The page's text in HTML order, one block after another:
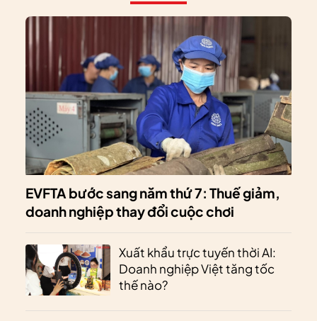
EVFTA bước sang năm thứ 7: Thuế giảm,
doanh nghiệp thay đổi cuộc chơi
Xuất khẩu trực tuyến thời AI:
Doanh nghiệp Việt tăng tốc
thế nào?